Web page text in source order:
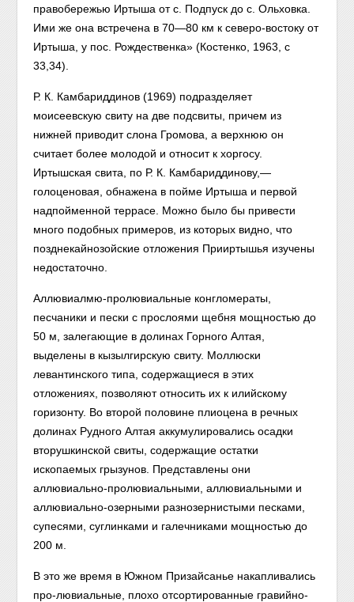
правобережью Иртыша от с. Подпуск до с. Ольховка.
Ими же она встречена в 70—80 км к северо-востоку от
Иртыша, у пос. Рождественка» (Костенко, 1963, с
33,34).
Р. К. Камбариддинов (1969) подразделяет
моисеевскую свиту на две подсвиты, причем из
нижней приводит слона Громова, а верхнюю он
считает более молодой и относит к хоргосу.
Иртышская свита, по Р. К. Камбариддинову,—
голоценовая, обнажена в пойме Иртыша и первой
надпойменной террасе. Можно было бы привести
много подобных примеров, из которых видно, что
позднекайнозойские отложения Прииртышья изучены
недостаточно.
Аллювиалмю-пролювиальные конгломераты,
песчаники и пески с прослоями щебня мощностью до
50 м, залегающие в долинах Горного Алтая,
выделены в кызылгирскую свиту. Моллюски
левантинского типа, содержащиеся в этих
отложениях, позволяют относить их к илийскому
горизонту. Во второй половине плиоцена в речных
долинах Рудного Алтая аккумулировались осадки
вторушкинской свиты, содержащие остатки
ископаемых грызунов. Представлены они
аллювиально-пролювиальными, аллювиальными и
аллювиально-озерными разнозернистыми песками,
супесями, суглинками и галечниками мощностью до
200 м.
В это же время в Южном Призайсанье накапливались
про-лювиальные, плохо отсортированные гравийно-